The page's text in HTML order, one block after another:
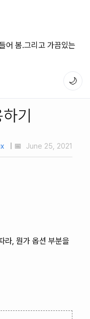
어 봄.그리고 가끔있는
🌙
기
| 📅 June 25, 2021
라, 뭔가 옵션 부분을